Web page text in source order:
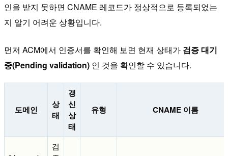
인을 받지 못하면 CNAME 레코드가 정상적으로 등록되었는
지 알기 어려운 상황입니다.
먼저 ACM에서 인증서를 확인해 보면 현재 상태가 검증 대기
중(Pending validation) 인 것을 확인할 수 있습니다.
도메인
상
태
갱
신
상
태
유형 CNAME 이름
검